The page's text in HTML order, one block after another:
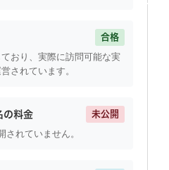
合格
おり、実際に訪問可能な実
されています。
の料金 未公開
されていません。